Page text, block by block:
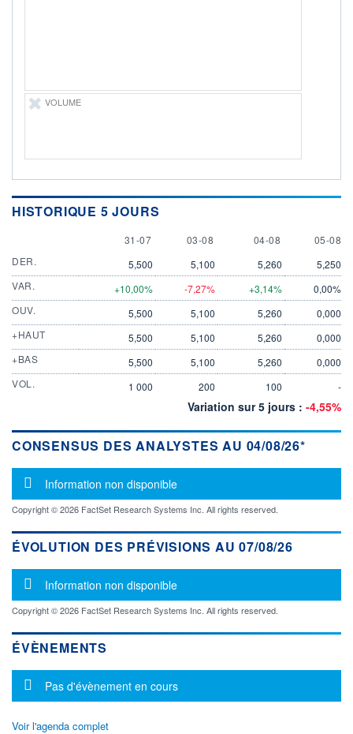
VOLUME
HISTORIQUE 5 JOURS
31 JULY
31-07 3 AUGUST
03-08 4 AUGUST
04-08 5
05-08
DER.
5,500 5,100 5,260
5,250
VAR.
+10,00% -7,27% +3,14%
0,00%
OUV.
5,500 5,100 5,260
0,000
+HAUT
5,500 5,100 5,260
0,000
+BAS
5,500 5,100 5,260
0,000
VOL.
1 000 200 100 -
Variation sur 5 jours : -4,55%
CONSENSUS DES ANALYSTES AU 04/08/26*
Message d'information
Information non disponible
Copyright © 2026 FactSet Research Systems Inc. All rights reserved.
ÉVOLUTION DES PRÉVISIONS AU 07/08/26
Message d'information
Information non disponible
Copyright © 2026 FactSet Research Systems Inc. All rights reserved.
ÉVÈNEMENTS
Message d'information
Pas d'évènement en cours
Voir l'agenda complet